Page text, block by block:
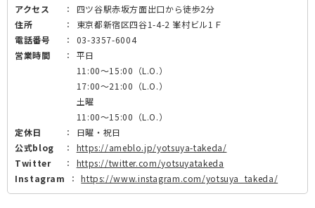
アクセス ：
四ツ谷駅赤坂方面出口から徒歩2分
住所
：
東京都新宿区四谷1-4-2 峯村ビル1Ｆ
電話番号
：
03-3357-6004
営業時間
：
平日
11:00～15:00（L.O.）
17:00～21:00（L.O.）
土曜
11:00～15:00（L.O.）
定休日
：
日曜・祝日
公式blog
：
https://ameblo.jp/yotsuya-takeda/
Twitter
：
https://twitter.com/yotsuyatakeda
Instagram
： https://www.instagram.com/yotsuya_takeda/